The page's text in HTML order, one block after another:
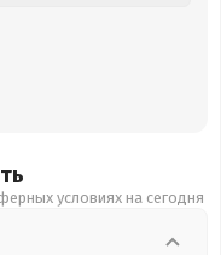
условиях на сегодня